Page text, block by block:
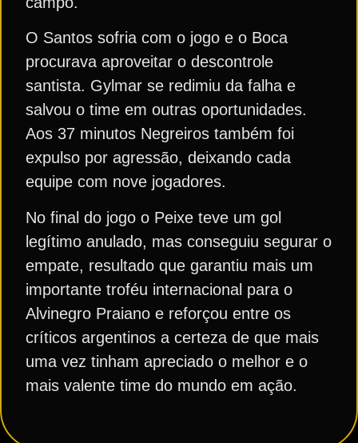
O Santos sofria com o jogo e o Boca
procurava aproveitar o descontrole
santista. Gylmar se redimiu da falha e
salvou o time em outras oportunidades.
Aos 37 minutos Negreiros também foi
expulso por agressão, deixando cada
equipe com nove jogadores.
No final do jogo o Peixe teve um gol
legítimo anulado, mas conseguiu segurar o
empate, resultado que garantiu mais um
importante troféu internacional para o
Alvinegro Praiano e reforçou entre os
críticos argentinos a certeza de que mais
uma vez tinham apreciado o melhor e o
mais valente time do mundo em ação.